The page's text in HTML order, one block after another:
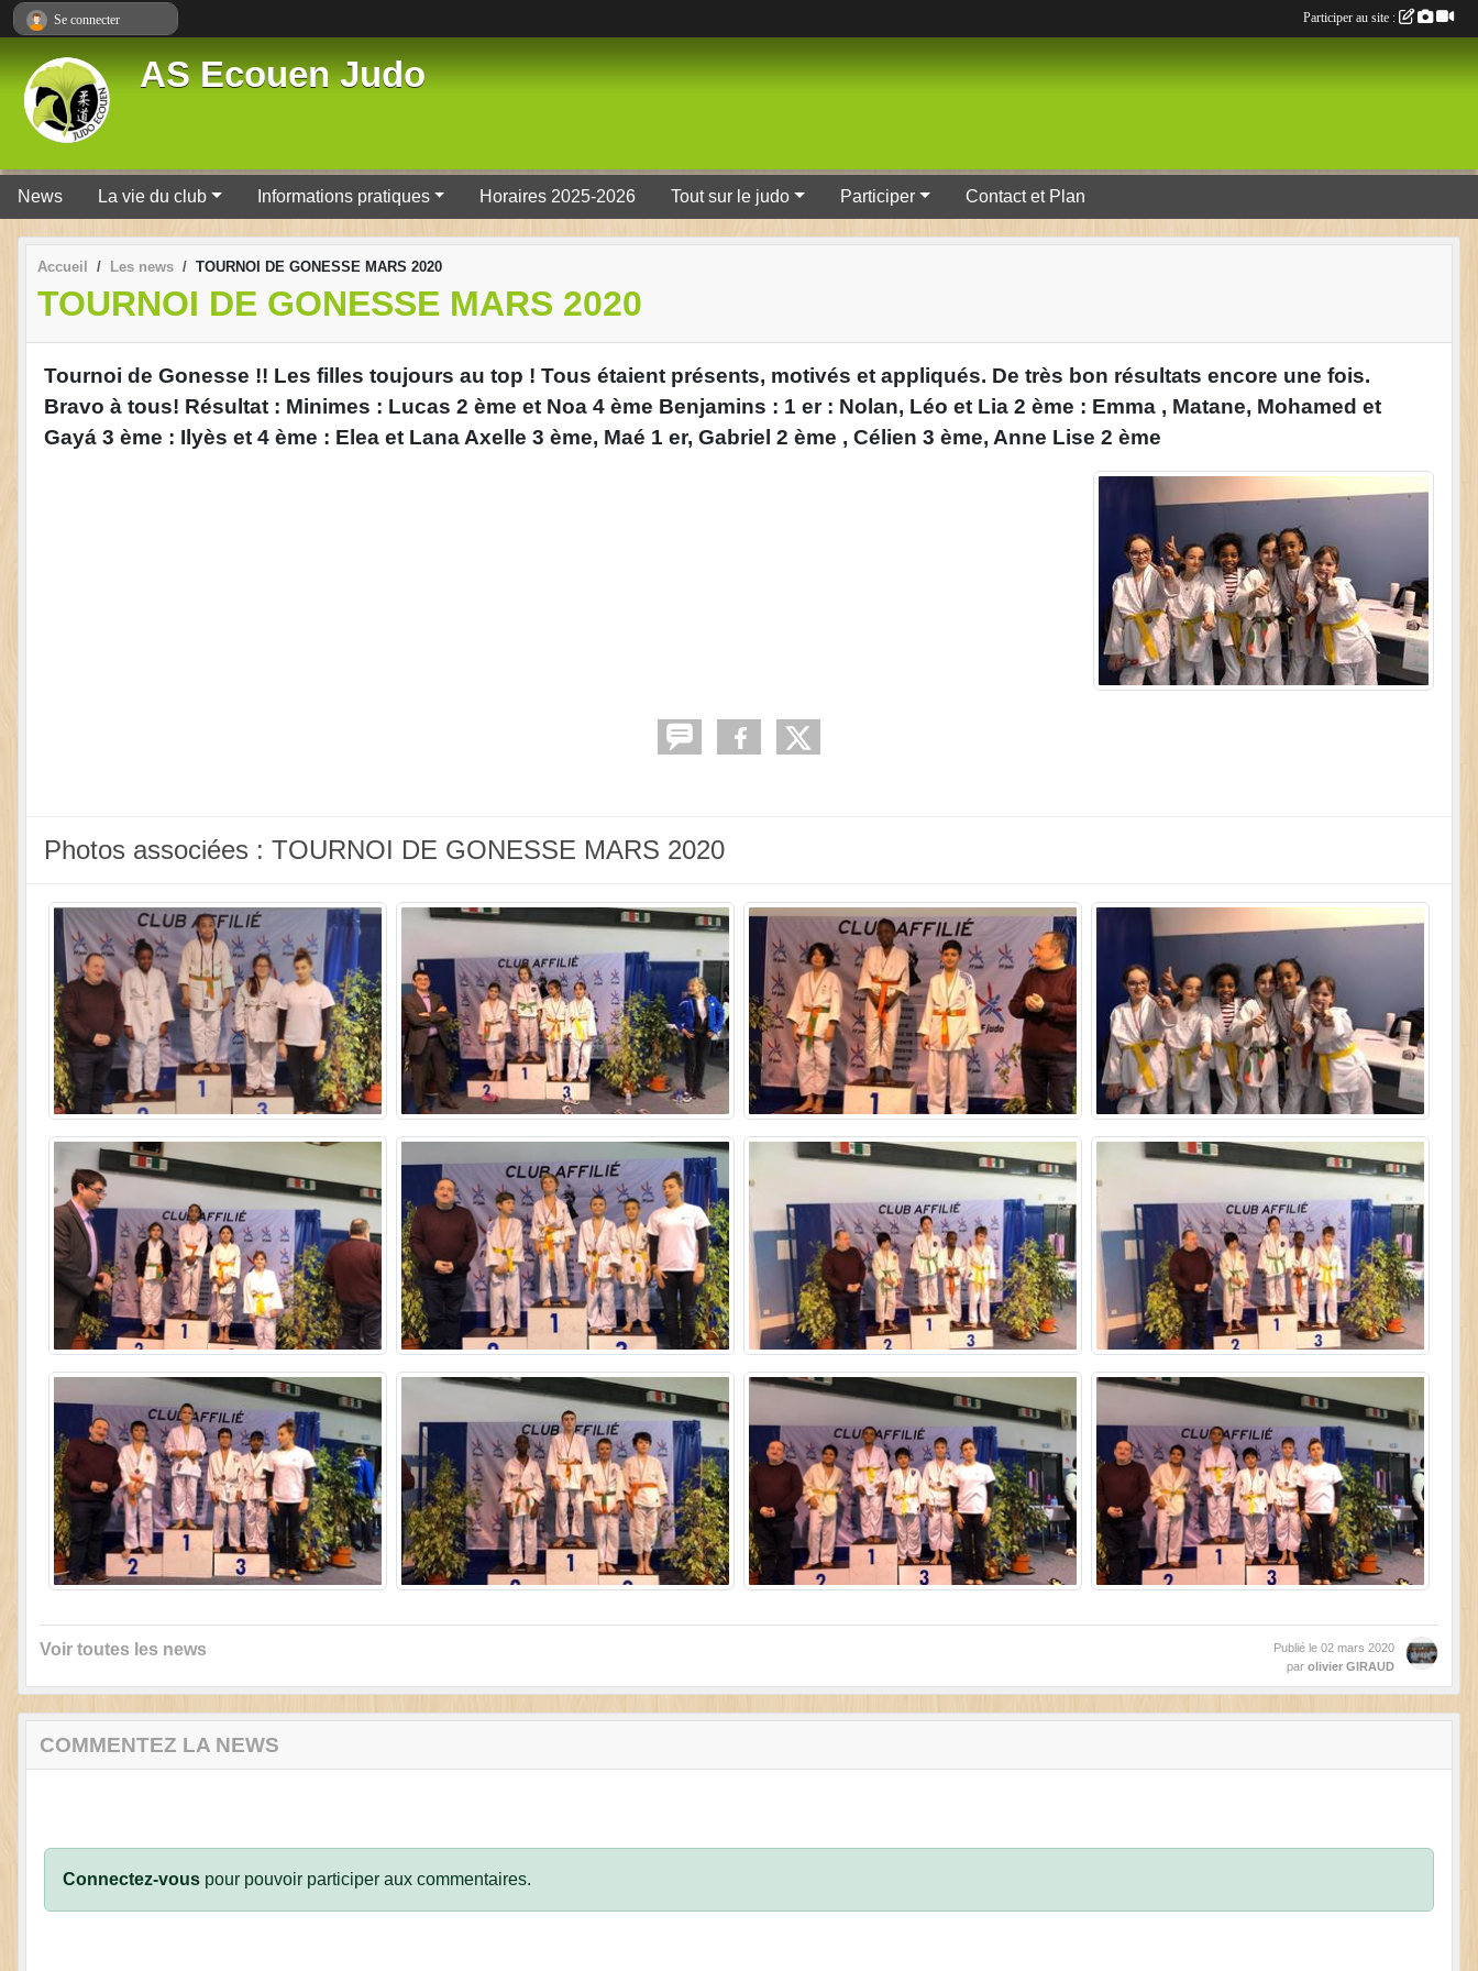
AS Ecouen Judo
News La vie du club Informations pratiques Horaires 2025-2026 Tout sur le judo Participer Contact et Plan
Accueil Les news TOURNOI DE GONESSE MARS 2020
TOURNOI DE GONESSE MARS 2020
Tournoi de Gonesse !! Les filles toujours au top ! Tous étaient présents, motivés et appliqués. De très bon résultats encore une fois.
Bravo à tous! Résultat : Minimes : Lucas 2 ème et Noa 4 ème Benjamins : 1 er : Nolan, Léo et Lia 2 ème : Emma , Matane, Mohamed et
Gayá 3 ème : Ilyès et 4 ème : Elea et Lana Axelle 3 ème, Maé 1 er, Gabriel 2 ème , Célien 3 ème, Anne Lise 2 ème
Photos associées : TOURNOI DE GONESSE MARS 2020
Voir toutes les news Publié le 02 mars 2020
par olivier GIRAUD
COMMENTEZ LA NEWS
Connectez-vous pour pouvoir participer aux commentaires.
Se connecter Participer au site :
Panneau de gestion des cookies